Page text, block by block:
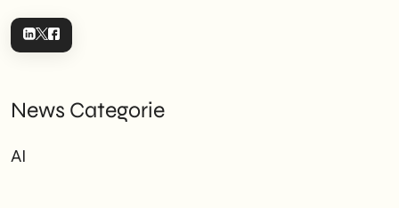
News Categorie
AI